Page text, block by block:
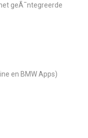
geÃ¯ntegreerde
en BMW Apps)